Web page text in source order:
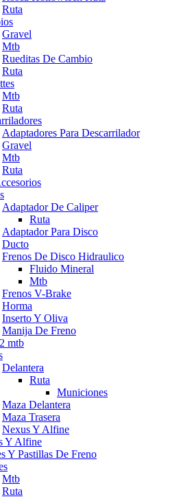
Ruta
Gravel
Mtb
Rueditas De Cambio
Ruta
Mtb
Ruta
Adaptadores Para Descarrilador
Gravel
Mtb
Ruta
Adaptador De Caliper
Ruta
Adaptador Para Disco
Ducto
Frenos De Disco Hidraulico
Fluido Mineral
Mtb
Frenos V-Brake
Horma
Inserto Y Oliva
Manija De Freno
mtb
Delantera
Ruta
Municiones
Maza Delantera
Maza Trasera
Nexus Y Alfine
Y Alfine
Y Pastillas De Freno
Mtb
Ruta